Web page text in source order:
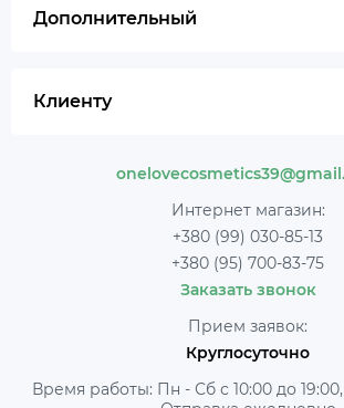
Дополнительный
Клиенту
Интернет магазин:
+380 (99) 030-85-13
+380 (95) 700-83-75
Заказать звонок
Прием заявок:
Круглосуточно
Время работы: Пн - Сб с 10:00 до